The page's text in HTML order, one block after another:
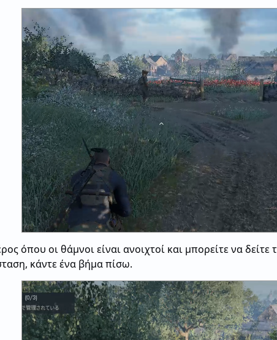
όπου οι θάμνοι είναι ανοιχτοί και μπορείτε να
κάντε ένα βήμα πίσω.